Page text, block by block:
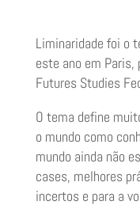
Liminaridade foi o
este ano em Paris,
Futures Studies
O tema define
o mundo como
mundo ainda não
cases, melhores
incertos e para a